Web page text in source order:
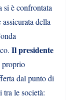
si è confrontata
della
Il presidente
proprio
dal punto di
le società: